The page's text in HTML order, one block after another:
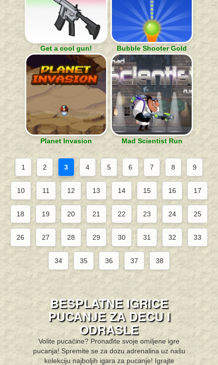
Get a cool gun! Bubble Shooter Gold
Planet Invasion Mad Scientist Run
1 2 3 4 5 6 7 8 9
10 11 12 13 14 15 16 17
18 19 20 21 22 23 24 25
26 27 28 29 30 31 32 33
34 35 36 37 38
BESPLATNE IGRICE
PUCANJE ZA DECU I
ODRASLE
Volite pucačine? Pronađite svoje omiljene igre
pucanja! Spremite se za dozu adrenalina uz našu
kolekciju najboljih igara za pucanje! Igrajte